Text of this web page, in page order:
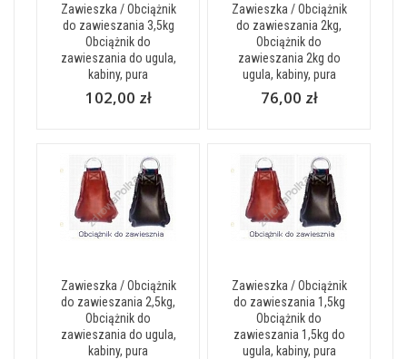
Zawieszka / Obciążnik
do zawieszania 3,5kg
Obciążnik do
zawieszania do ugula,
kabiny, pura
102,00 zł
Zawieszka / Obciążnik
do zawieszania 2kg,
Obciążnik do
zawieszania 2kg do
ugula, kabiny, pura
76,00 zł
Zawieszka / Obciążnik
do zawieszania 2,5kg,
Obciążnik do
zawieszania do ugula,
kabiny, pura
Zawieszka / Obciążnik
do zawieszania 1,5kg
Obciążnik do
zawieszania 1,5kg do
ugula, kabiny, pura